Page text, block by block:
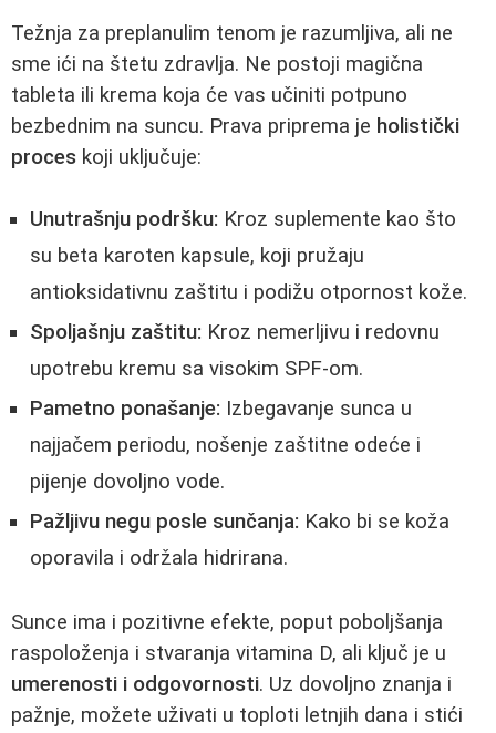
Težnja za preplanulim tenom je razumljiva, ali ne
sme ići na štetu zdravlja. Ne postoji magična
tableta ili krema koja će vas učiniti potpuno
bezbednim na suncu. Prava priprema je holistički
proces koji uključuje:
Unutrašnju podršku: Kroz suplemente kao što
su beta karoten kapsule, koji pružaju
antioksidativnu zaštitu i podižu otpornost kože.
Spoljašnju zaštitu: Kroz nemerljivu i redovnu
upotrebu kremu sa visokim SPF-om.
Pametno ponašanje: Izbegavanje sunca u
najjačem periodu, nošenje zaštitne odeće i
pijenje dovoljno vode.
Pažljivu negu posle sunčanja: Kako bi se koža
oporavila i održala hidrirana.
Sunce ima i pozitivne efekte, poput poboljšanja
raspoloženja i stvaranja vitamina D, ali ključ je u
umerenosti i odgovornosti. Uz dovoljno znanja i
pažnje, možete uživati u toploti letnjih dana i stići